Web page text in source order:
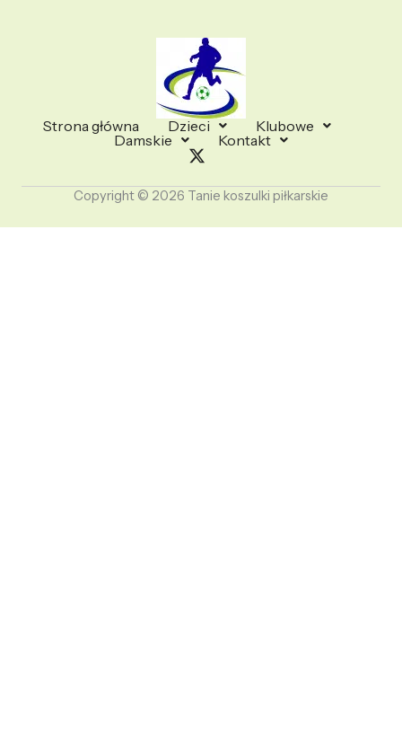
Strona główna Dzieci
Klubowe
Damskie
Kontakt
Copyright © 2026 Tanie koszulki piłkarskie